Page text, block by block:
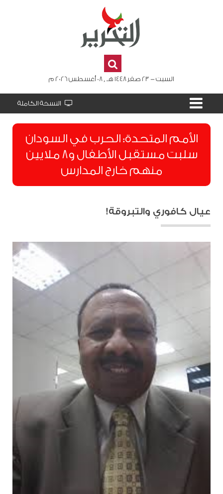
السبت - 23 صفر 1448 هـ , 08 أغسطس 2026 م
النسخة الكاملة
الأمم المتحدة: الحرب في السودان
سلبت مستقبل الأطفال و8 ملايين
منهم خارج المدارس
عيال كافوري والتبروقة!